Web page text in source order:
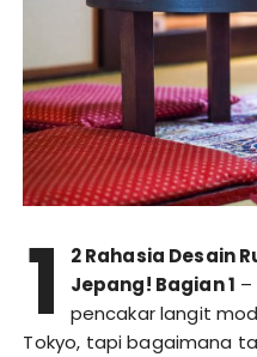
1
2 Rahasia Desain
Jepang! Bagian 1
pencakar langit
Tokyo, tapi bagaimana